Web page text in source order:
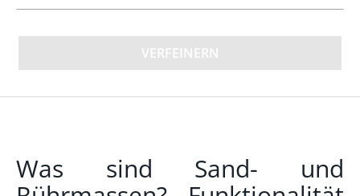
VERFEINERN
Was sind Sand- und